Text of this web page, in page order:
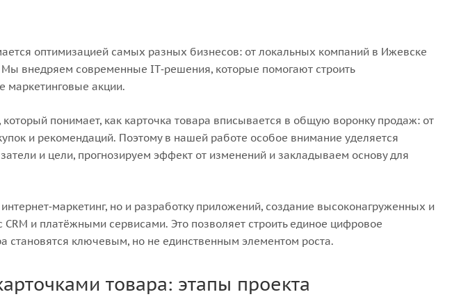
оптимизацией самых разных бизнесов: от локальных компаний в Ижевске
внедряем современные IT‑решения, которые помогают строить
маркетинговые акции.
понимает, как карточка товара вписывается в общую воронку продаж: от
и рекомендаций. Поэтому в нашей работе особое внимание уделяется
и цели, прогнозируем эффект от изменений и закладываем основу для
но и разработку приложений, создание высоконагруженных и
и платёжными сервисами. Это позволяет строить единое цифровое
становятся ключевым, но не единственным элементом роста.
товара: этапы проекта